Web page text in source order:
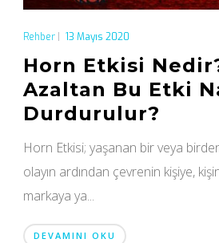
Rehber| 13 Mayıs 2020
Horn Etkisi
Azaltan Bu Etki
Durdurulur?
Horn Etkisi; yaşanan bir veya
olayın ardından çevrenin kişiye,
markaya ya...
DEVAMINI OKU